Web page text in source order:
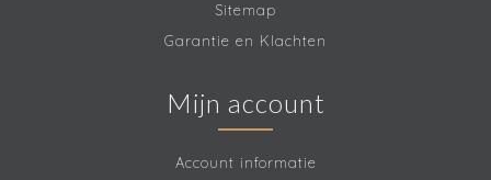
Sitemap
Garantie en Klachten
Mijn account
Account informatie